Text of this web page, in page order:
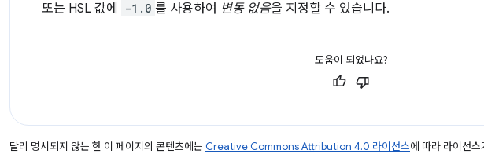
또는 HSL 값에 -1.0 를 사용하여 변동 없음을 지정할 수 있습니다.
도움이 되었나요?
달리 명시되지 않는 한 이 페이지의 콘텐츠에는 Creative Commons Attribution 4.0 라이선스에 따라 라이선